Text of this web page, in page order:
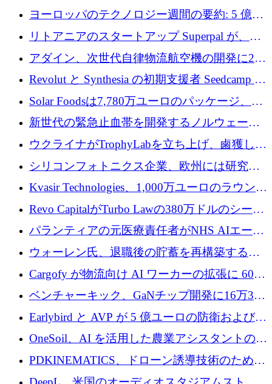
Instrumentsが3億8,000万ドルを調達
ヨーロッパのテクノロジー週間の要約: 5 億
8,500 万ユーロを超える 60 以上のテクノロジ
ー資金調達取引
リトアニアのスタートアップ Superpal が、
Slack 内に構築された AI コワーカー プラット
フォームのために 50 万ユーロを調達
アダイン、次世代自律物流航空機の開発に250
万ユーロを確保
Revolut と Synthesia の初期支援者 Seedcamp が
3 億 2,000 万ドルを調達、米国に投資
Solar Foodsは7,780万ユーロのパッケージ、5
億ユーロの防衛および二重用途成長基金EDM
を開始、ヨーロッパのシリコンフォトニクス
に警告
新世代の緊急止血帯を開発するノルウェーの
スタートアップ企業を紹介する
ウクライナがTrophyLabを立ち上げ、鹵獲した
ロシア兵器を戦場の研究開発プラットフォー
ムに変える
シリコンフォトニクス企業、欧州には研究を
商業的に成功させるためのインフラが不足し
Kvasir Technologies、1,000万ユーロのラウンド
で成長を促進
Revo CapitalがTurbo Lawの380万ドルのシード
ラウンドを主導し、訴訟プラットフォームを
パランティアの元医療責任者がNHS AIエージ
ェントの立ち上げに1,000万ポンドを調達
ウォーレン氏、退職後の貯蓄を再構築するた
めに1,000万ユーロを調達
Cargofy が物流向け AI ワーカーの拡張に 600
万ドルを獲得
ベンチャーキック、GaNチップ開発に16万3千
ユーロでMinisaを支援
Earlybird と AVP が 5 億ユーロの防衛および二
重用途の成長基金である E2D を立ち上げる
OneSoil、AI を活用した農業アシスタントの拡
大に​​ 100 万ユーロを確保
PDKINEMATICS、ドローン誘導技術のために
200 万ユーロを調達